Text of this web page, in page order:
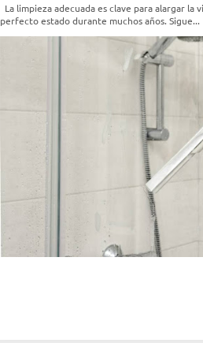
La limpieza adecuada es clave para alargar
perfecto estado durante muchos años. Sigue...